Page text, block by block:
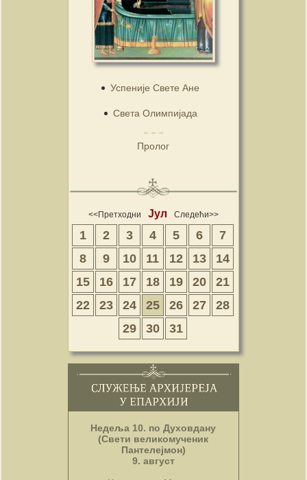
Успеније Свете Ане
Света Олимпијада
Пролог
<<Претходни Јул Следећи>>
1 2 3 4 5 6
7
8
9 10 11 12 13
14
15
16 17 18 19 20
21
22
23 24 25 26 27
28
29
30 31
Недеља 10. по Духовдану
(Свети великомученик
Пантелејмон)
9. август